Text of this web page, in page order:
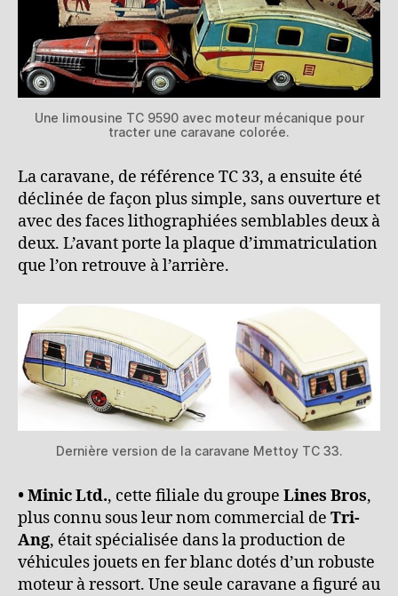
Une limousine TC 9590 avec moteur mécanique pour
tracter une caravane colorée.
La caravane, de référence TC 33, a ensuite été
déclinée de façon plus simple, sans ouverture et
avec des faces lithographiées semblables deux à
deux. L’avant porte la plaque d’immatriculation
que l’on retrouve à l’arrière.
Dernière version de la caravane Mettoy TC 33.
• Minic Ltd., cette filiale du groupe Lines Bros,
plus connu sous leur nom commercial de Tri-
Ang, était spécialisée dans la production de
véhicules jouets en fer blanc dotés d’un robuste
moteur à ressort. Une seule caravane a figuré au